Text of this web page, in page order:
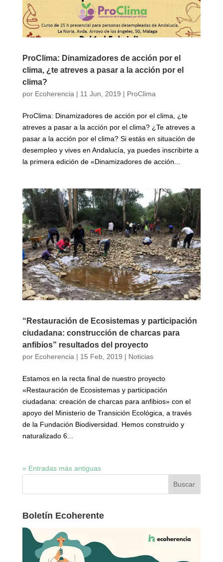
ProClima: Dinamizadores de acción por el
clima, ¿te atreves a pasar a la acción por el
clima?
por Ecoherencia | 11 Jun, 2019 | ProClima
ProClima: Dinamizadores de acción por el clima, ¿te
atreves a pasar a la acción por el clima? ¿Te atreves a
pasar a la acción por el clima? Si estás en situación de
desempleo y vives en Andalucía, ya puedes inscribirte a
la primera edición de «Dinamizadores de acción...
“Restauración de Ecosistemas y participación
ciudadana: construcción de charcas para
anfibios” resultados del proyecto
por Ecoherencia | 15 Feb, 2019 | Noticias
Estamos en la recta final de nuestro proyecto
«Restauración de Ecosistemas y participación
ciudadana: creación de charcas para anfibios» con el
apoyo del Ministerio de Transición Ecológica, a través
de la Fundación Biodiversidad. Hemos construido y
naturalizado 6...
« Entradas más antiguas
Boletín Ecoherente